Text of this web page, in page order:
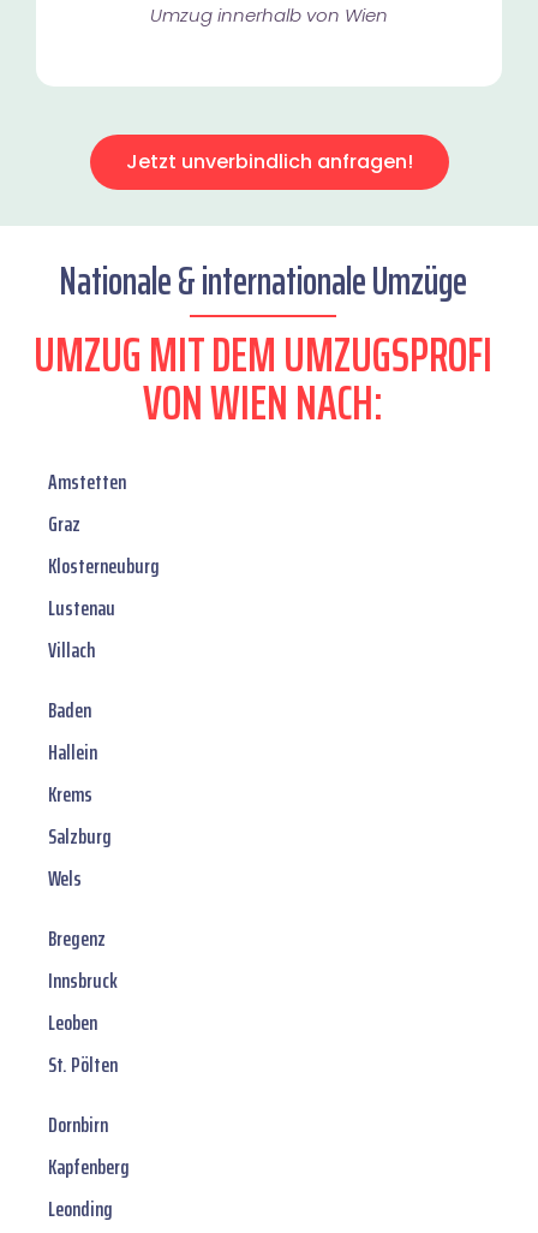
Umzug innerhalb von Wien​
Jetzt unverbindlich anfragen!
Nationale & internationale Umzüge
UMZUG MIT DEM UMZUGSPROFI
VON WIEN NACH:
Amstetten
Graz
Klosterneuburg
Lustenau
Villach
Baden
Hallein
Krems
Salzburg
Wels
Bregenz
Innsbruck
Leoben
St. Pölten
Dornbirn
Kapfenberg
Leonding